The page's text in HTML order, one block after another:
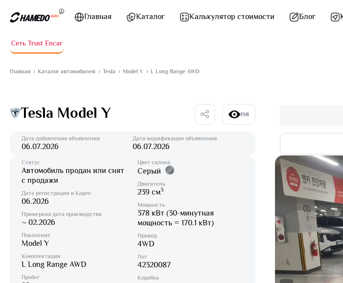
Главная
Каталог Калькулятор стоимости Блог
Сеть Trust Encar
Главная Каталог автомобилей Tesla Model Y L Long Range AWD
Tesla Model Y 198
Дата добавления объявления
06.07.2026
Дата модификации объявления
06.07.2026
Статус
Автомобиль продан или снят
с продажи
Дата регистрации в Корее
06.2026
Примерная дата производства
~ 02.2026
Поколение
Model Y
Комплектация
L Long Range AWD
Пробег
Цвет салона
Серый
Двигатель
239 см3
Мощность
378 кВт (30-минутная
мощность = 170.1 кВт)
Привод
4WD
Лот
42320087
Коробка